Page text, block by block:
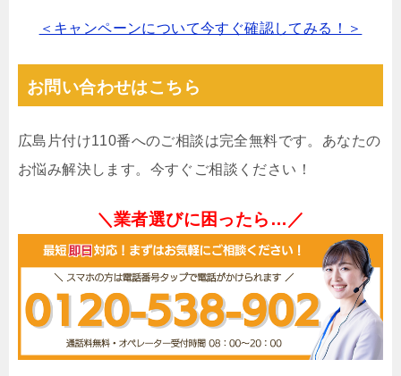
＜キャンペーンについて今すぐ確認してみる！＞
お問い合わせはこちら
広島片付け110番へのご相談は完全無料です。あなたの
お悩み解決します。今すぐご相談ください！
＼業者選びに困ったら…／